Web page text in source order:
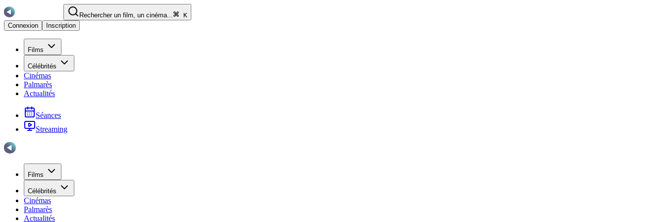
Rechercher un film, un cinéma...
K
Connexion
Inscription
Films
Célébrités
Cinémas
Palmarès
Actualités
Séances
Streaming
Films
Célébrités
Cinémas
Palmarès
Actualités